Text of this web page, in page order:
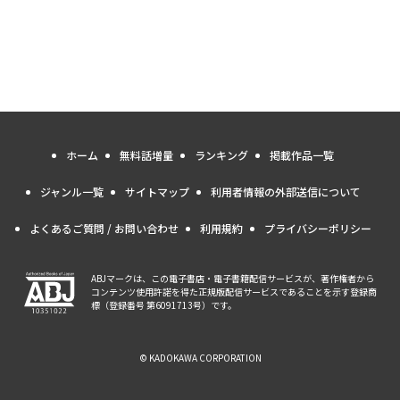
ホーム 無料話増量 ランキング 掲載作品一覧
ジャンル一覧 サイトマップ 利用者情報の外部送信について
よくあるご質問 / お問い合わせ 利用規約 プライバシーポリシー
ABJマークは、この電子書店・電子書籍配信サービスが、著作権者から
コンテンツ使用許諾を得た正規版配信サービスであることを示す登録商
標（登録番号 第6091713号）です。
© KADOKAWA CORPORATION